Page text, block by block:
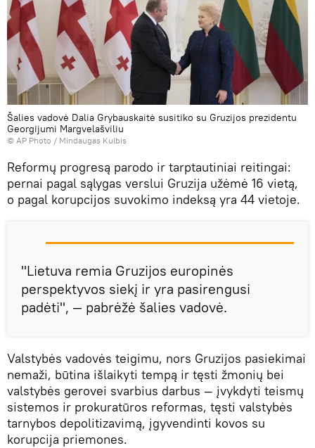
Šalies vadovė Dalia Grybauskaitė susitiko su Gruzijos prezidentu
Georgijumi Margvelašviliu
© AP Photo / Mindaugas Kulbis
Reformų progresą parodo ir tarptautiniai reitingai:
pernai pagal sąlygas verslui Gruzija užėmė 16 vietą,
o pagal korupcijos suvokimo indeksą yra 44 vietoje.
"Lietuva remia Gruzijos europinės
perspektyvos siekį ir yra pasirengusi
padėti", — pabrėžė šalies vadovė.
Valstybės vadovės teigimu, nors Gruzijos pasiekimai
nemaži, būtina išlaikyti tempą ir tęsti žmonių bei
valstybės gerovei svarbius darbus — įvykdyti teismų
sistemos ir prokuratūros reformas, tęsti valstybės
tarnybos depolitizavimą, įgyvendinti kovos su
korupcija priemones.